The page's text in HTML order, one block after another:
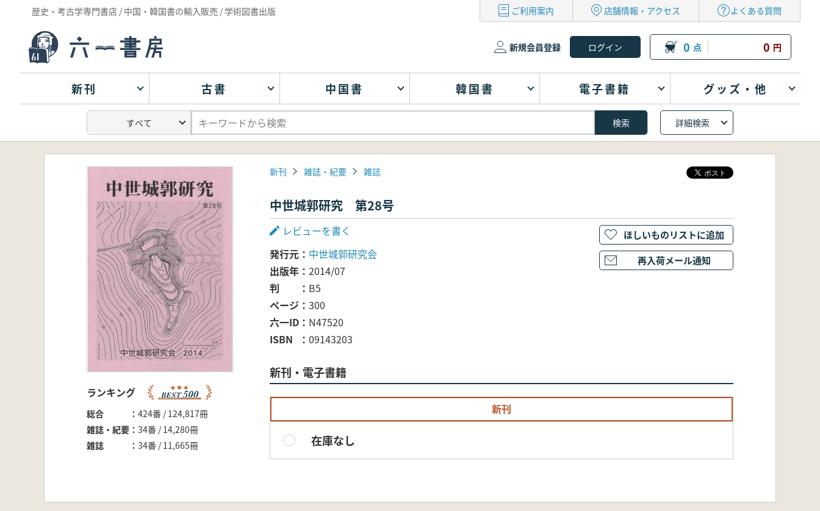
歴史・考古学専門書店 / 中国・韓国書の輸入販売 / 学術図書出版 ご利用案内 店舗情報・アクセス よくある質問
新規会員登録 0 点 0 円
新刊 古書 中国書 韓国書 電子書籍 グッズ・他
詳細検索
ランキング
総合
424番 / 124,817冊
雑誌・紀要
34番 / 14,280冊
雑誌
34番 / 11,665冊
新刊 雑誌・紀要 雑誌
中世城郭研究 第28号
レビューを書く
発行元
中世城郭研究会
出版年
2014/07
判
B5
ページ
300
六一ID
N47520
ISBN
09143203
新刊・電子書籍
新刊
在庫なし
ほしいものリストに追加
再入荷メール通知